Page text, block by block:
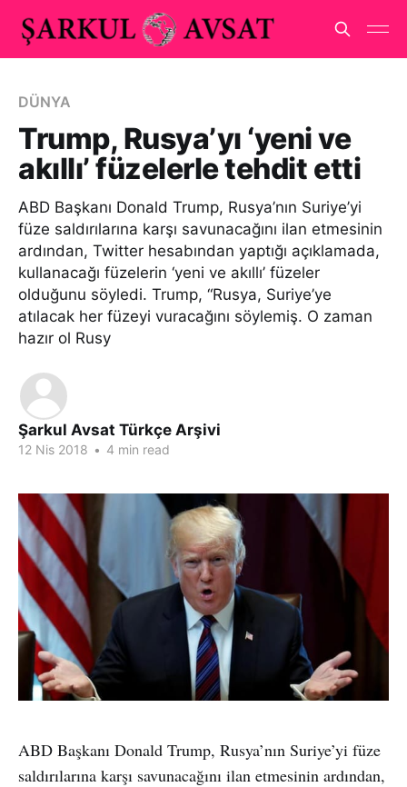
DÜNYA
Trump, Rusya’yı ‘yeni ve
akıllı’ füzelerle tehdit etti
ABD Başkanı Donald Trump, Rusya’nın Suriye’yi
füze saldırılarına karşı savunacağını ilan etmesinin
ardından, Twitter hesabından yaptığı açıklamada,
kullanacağı füzelerin ‘yeni ve akıllı’ füzeler
olduğunu söyledi. Trump, “Rusya, Suriye’ye
atılacak her füzeyi vuracağını söylemiş. O zaman
hazır ol Rusy
Şarkul Avsat Türkçe Arşivi
12 Nis 2018 • 4 min read
ABD Başkanı Donald Trump, Rusya’nın Suriye’yi füze
saldırılarına karşı savunacağını ilan etmesinin ardından,